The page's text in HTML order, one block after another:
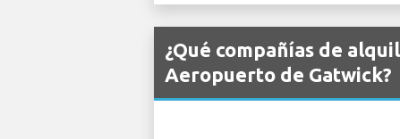
¿Qué compañías de
Aeropuerto de Gatwick?